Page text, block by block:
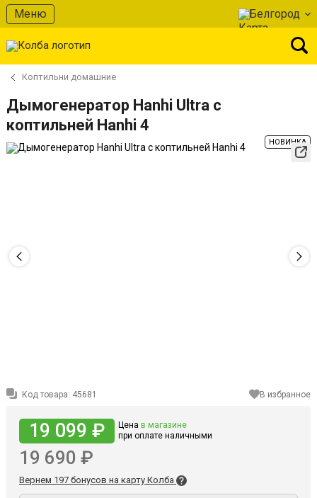
Меню Белгород
Коптильни домашние
Дымогенератор Hanhi Ultra с
коптильней Hanhi 4
НОВИНКА
Код товара: 45681 В избранное
19 099 ₽ Цена в магазине
при оплате наличными
19 690 ₽
Вернем 197 бонусов на карту Колба